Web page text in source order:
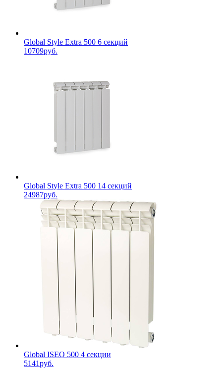
Global Style Extra 500 6 секций
10709руб.
Global Style Extra 500 14 секций
24987руб.
Global ISEO 500 4 секции
5141руб.